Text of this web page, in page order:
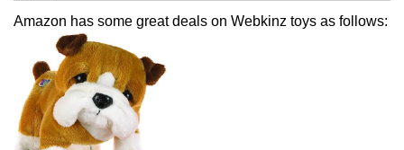
Amazon has some great deals on Webkinz toys as follows: